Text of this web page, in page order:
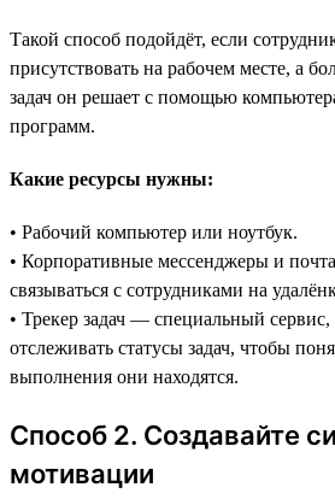
Такой способ подойдёт, если
присутствовать на рабочем месте, а
задач он решает с помощью
программ.
Какие ресурсы нужны:
• Рабочий компьютер или ноутбук.
• Корпоративные мессенджеры и
связываться с сотрудниками на
• Трекер задач — специальный
отслеживать статусы задач, чтобы
выполнения они находятся.
Способ 2. Создавайте
мотивации